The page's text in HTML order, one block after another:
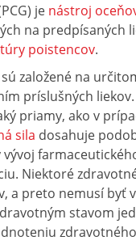
je nástroj
na predpísaných
poistencov.
založené na
príslušných
priamy, ako v
sila dosahuje
Niektoré
a preto nemusí byť
stavom